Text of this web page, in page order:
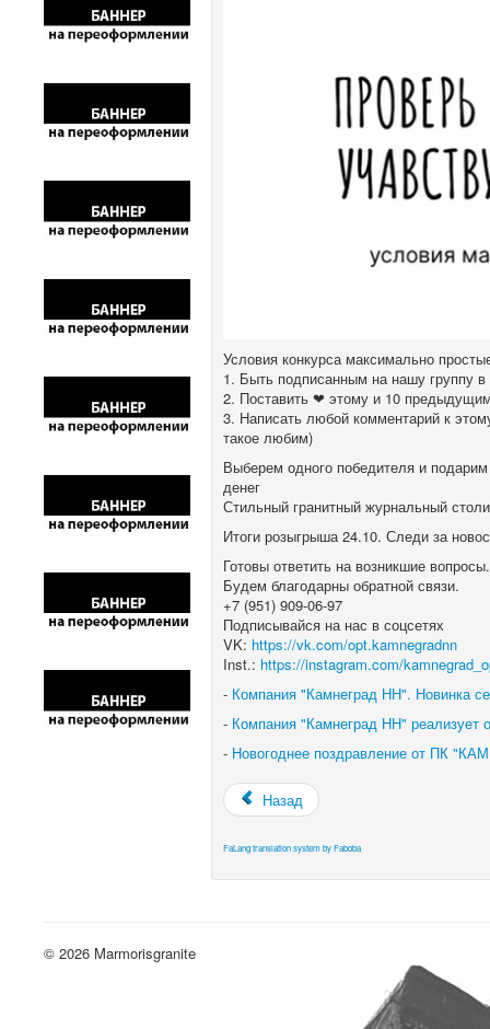
Условия конкурса максимально
1. Быть подписанным на нашу группу
2. Поставить ❤ этому и 10
3. Написать любой комментарий к
такое любим)
Выберем одного победителя и
денег
Стильный гранитный журнальный
Итоги розыгрыша 24.10. Следи за
Готовы ответить на возникшие
Будем благодарны обратной связи.
+7 (951) 909-06-97
Подписывайся на нас в соцсетях
VK: https://vk.com/opt.kamnegradnn
Inst.: https://instagram.com/
- Компания "Камнеград НН". Новинка
- Компания "Камнеград НН" реализует
- Новогоднее поздравление от ПК
Назад
FaLang translation system by Faboba
© 2026 Marmorisgranite